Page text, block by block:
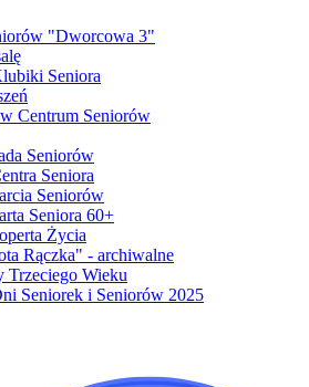
"Dworcowa 3"
Seniora
Centrum Seniorów
Seniorów
Seniora
Seniorów
Seniora 60+
Życia
Rączka" - archiwalne
Trzeciego Wieku
Seniorek i Seniorów 2025